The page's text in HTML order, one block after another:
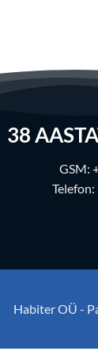
38
GSM:
Telefon:
Habiter OÜ -